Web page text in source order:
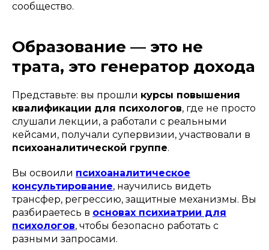
сообщество.
Образование — это не
трата, это генератор дохода
Представьте: вы прошли курсы повышения
квалификации для психологов, где не просто
слушали лекции, а работали с реальными
кейсами, получали супервизии, участвовали в
психоаналитической группе.
Вы освоили психоаналитическое
консультирование, научились видеть
трансфер, регрессию, защитные механизмы. Вы
разбираетесь в основах психиатрии для
психологов, чтобы безопасно работать с
разными запросами.